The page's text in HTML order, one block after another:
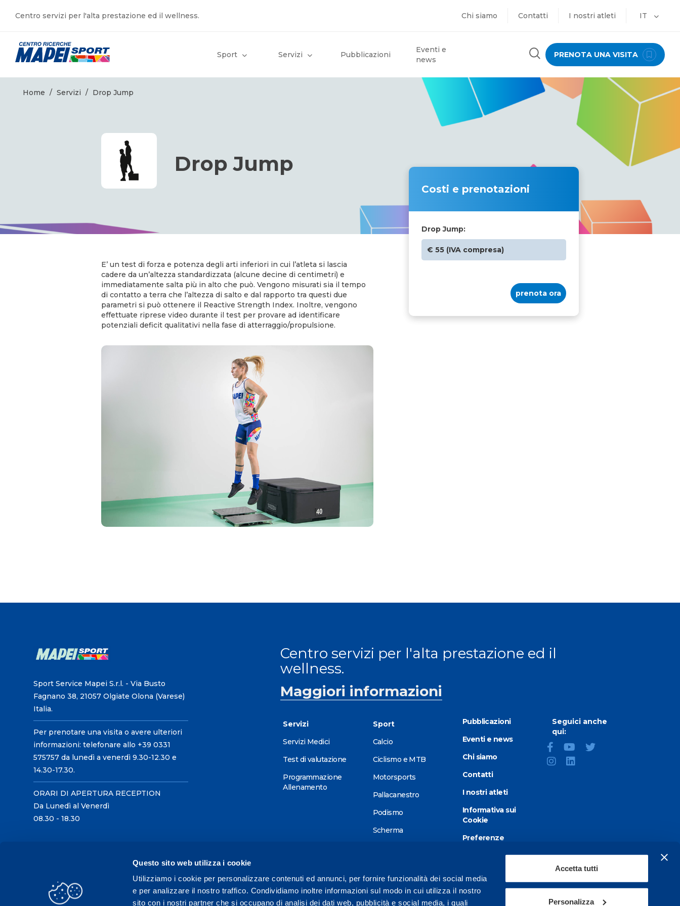
Questo sito web utilizza i cookie
Utilizziamo i cookie per personalizzare contenuti ed annunci, per fornire funzionalità dei social media
e per analizzare il nostro traffico. Condividiamo inoltre informazioni sul modo in cui utilizza il nostro
sito con i nostri partner che si occupano di analisi dei dati web, pubblicità e social media, i quali
Accetta tutti
Personalizza
Centro servizi per l'alta prestazione ed il wellness. Chi siamo Contatti I nostri atleti IT
Sport Servizi Pubblicazioni
Eventi e
news
PRENOTA UNA VISITA
Home / Servizi / Drop Jump
Drop Jump
E’ un test di forza e potenza degli arti inferiori in cui l’atleta si lascia
cadere da un’altezza standardizzata (alcune decine di centimetri) e
immediatamente salta più in alto che può. Vengono misurati sia il tempo
di contatto a terra che l’altezza di salto e dal rapporto tra questi due
parametri si può ottenere il Reactive Strength Index. Inoltre, vengono
effettuate riprese video durante il test per provare ad identificare
potenziali deficit qualitativi nella fase di atterraggio/propulsione.
Costi e prenotazioni
Drop Jump:
€ 55 (IVA compresa)
prenota ora
Sport Service Mapei S.r.l. - Via Busto
Fagnano 38, 21057 Olgiate Olona (Varese)
Italia.
Per prenotare una visita o avere ulteriori
informazioni: telefonare allo +39 0331
575757 da lunedì a venerdì 9.30-12.30 e
14.30-17.30.
ORARI DI APERTURA RECEPTION
Da Lunedì al Venerdì
08.30 - 18.30
Centro servizi per l'alta prestazione ed il
wellness.
Maggiori informazioni
Servizi
Servizi Medici
Test di valutazione
Programmazione
Allenamento
Sport
Calcio
Ciclismo e MTB
Motorsports
Pallacanestro
Podismo
Scherma
Triathlon
Wellness
Pubblicazioni
Eventi e news
Chi siamo
Contatti
I nostri atleti
Informativa sui
Cookie
Preferenze
Dichiarazione di
accessibilità
Seguici anche
qui: